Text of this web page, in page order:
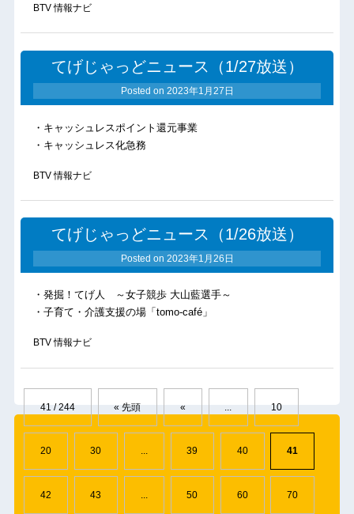
BTV 情報ナビ
てげじゃっどニュース（1/27放送）
Posted on 2023年1月27日
・キャッシュレスポイント還元事業
・キャッシュレス化急務
BTV 情報ナビ
てげじゃっどニュース（1/26放送）
Posted on 2023年1月26日
・発掘！てげ人 ～女子競歩 大山藍選手～
・子育て・介護支援の場「tomo-café」
BTV 情報ナビ
41 / 244 « 先頭 « 10
20 30 ... 39 40 41
42 43 ... 50 60 70